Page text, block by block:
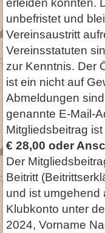
unbefristet und
Vereinsaustritt
Vereinsstatuten
zur Kenntnis. Der
ist ein nicht auf
Abmeldungen
genannte E-Mail-
Mitgliedsbeitrag
€ 28,00 oder
Der
Beitritt
und ist umgehend
Klubkonto unter
2024, Vorname